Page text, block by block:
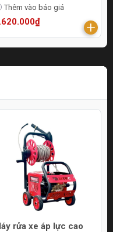
Thêm vào báo giá
rửa xe áp lực cao